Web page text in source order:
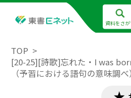
資料をさが
TOP
[20-25][詩歌]忘れた・I was
（予習における語句の意味調べ